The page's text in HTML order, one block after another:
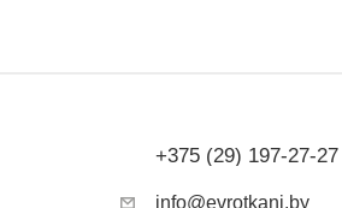
+375 (29) 197-27-27
info@evrotkani.by